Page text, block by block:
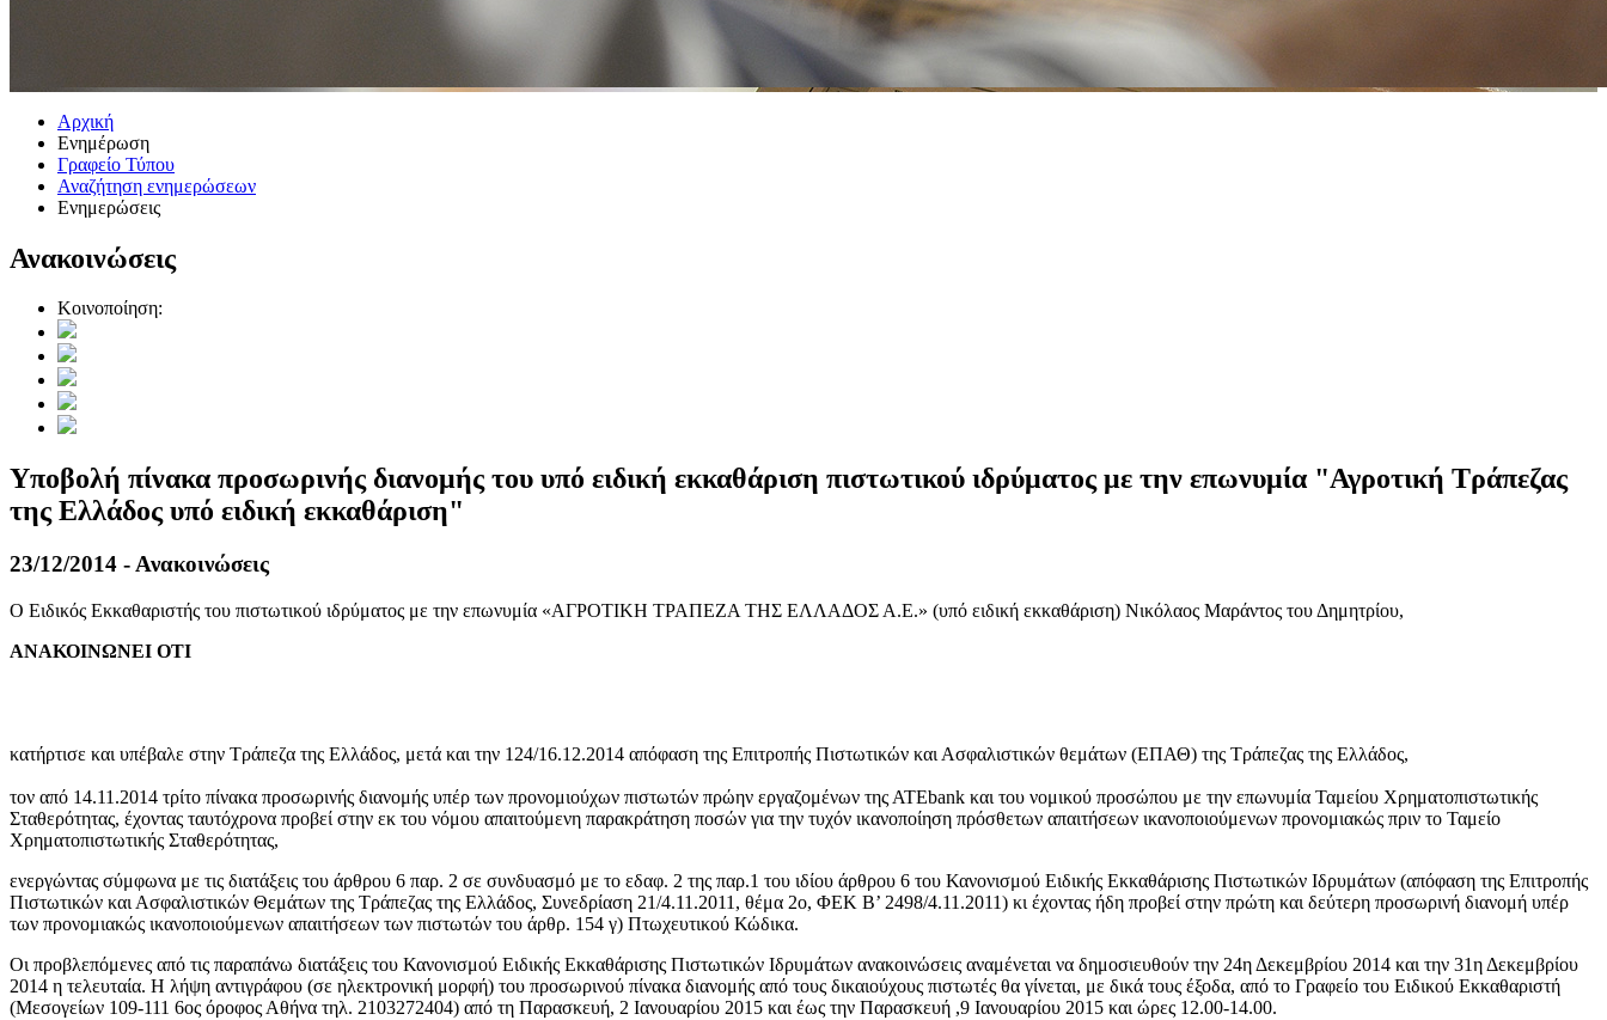
Αρχική
Ενημέρωση
Γραφείο Τύπου
Αναζήτηση ενημερώσεων
Ενημερώσεις
Ανακοινώσεις
Κοινοποίηση:
Υποβολή πίνακα προσωρινής διανομής του υπό ειδική εκκαθάριση πιστωτικού ιδρύματος με την επωνυμία "Αγροτική Τράπεζας
της Ελλάδος υπό ειδική εκκαθάριση"
23/12/2014 - Ανακοινώσεις
Ο Ειδικός Εκκαθαριστής του πιστωτικού ιδρύματος με την επωνυμία «ΑΓΡΟΤΙΚΗ ΤΡΑΠΕΖΑ ΤΗΣ ΕΛΛΑΔΟΣ Α.Ε.» (υπό ειδική εκκαθάριση) Νικόλαος Μαράντος του Δημητρίου,
ΑΝΑΚΟΙΝΩΝΕΙ ΟΤΙ
κατήρτισε και υπέβαλε στην Τράπεζα της Ελλάδος, μετά και την 124/16.12.2014 απόφαση της Επιτροπής Πιστωτικών και Ασφαλιστικών θεμάτων (ΕΠΑΘ) της Τράπεζας της Ελλάδος,
τον από 14.11.2014 τρίτο πίνακα προσωρινής διανομής υπέρ των προνομιούχων πιστωτών πρώην εργαζομένων της ΑΤΕbank και του νομικού προσώπου με την επωνυμία Ταμείου Χρηματοπιστωτικής
Σταθερότητας, έχοντας ταυτόχρονα προβεί στην εκ του νόμου απαιτούμενη παρακράτηση ποσών για την τυχόν ικανοποίηση πρόσθετων απαιτήσεων ικανοποιούμενων προνομιακώς πριν το Ταμείο
Χρηματοπιστωτικής Σταθερότητας,
ενεργώντας σύμφωνα με τις διατάξεις του άρθρου 6 παρ. 2 σε συνδυασμό με το εδαφ. 2 της παρ.1 του ιδίου άρθρου 6 του Κανονισμού Ειδικής Εκκαθάρισης Πιστωτικών Ιδρυμάτων (απόφαση της Επιτροπής
Πιστωτικών και Ασφαλιστικών Θεμάτων της Τράπεζας της Ελλάδος, Συνεδρίαση 21/4.11.2011, θέμα 2ο, ΦΕΚ Β’ 2498/4.11.2011) κι έχοντας ήδη προβεί στην πρώτη και δεύτερη προσωρινή διανομή υπέρ
των προνομιακώς ικανοποιούμενων απαιτήσεων των πιστωτών του άρθρ. 154 γ) Πτωχευτικού Κώδικα.
Οι προβλεπόμενες από τις παραπάνω διατάξεις του Κανονισμού Ειδικής Εκκαθάρισης Πιστωτικών Ιδρυμάτων ανακοινώσεις αναμένεται να δημοσιευθούν την 24η Δεκεμβρίου 2014 και την 31η Δεκεμβρίου
2014 η τελευταία. Η λήψη αντιγράφου (σε ηλεκτρονική μορφή) του προσωρινού πίνακα διανομής από τους δικαιούχους πιστωτές θα γίνεται, με δικά τους έξοδα, από το Γραφείο του Ειδικού Εκκαθαριστή
(Μεσογείων 109-111 6ος όροφος Αθήνα τηλ. 2103272404) από τη Παρασκευή, 2 Ιανουαρίου 2015 και έως την Παρασκευή ,9 Ιανουαρίου 2015 και ώρες 12.00-14.00.